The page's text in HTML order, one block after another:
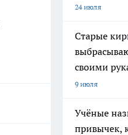
24 июля
Старые
своими
9 июля
Учёные
привычек,